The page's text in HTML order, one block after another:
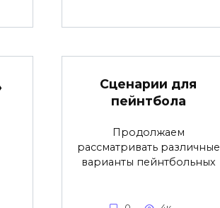
Сценарии для
пейнтбола
Продолжаем
рассматривать различные
варианты пейнтбольных